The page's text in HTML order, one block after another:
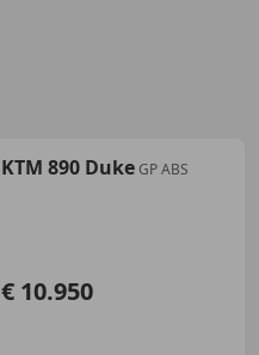
KTM 890 DukeGP ABS
€ 10.950